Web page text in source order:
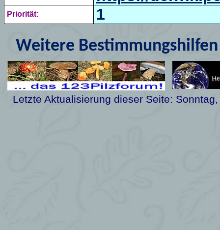
Priorität:
1
Weitere
Letzte Aktualisierung dieser Seite: